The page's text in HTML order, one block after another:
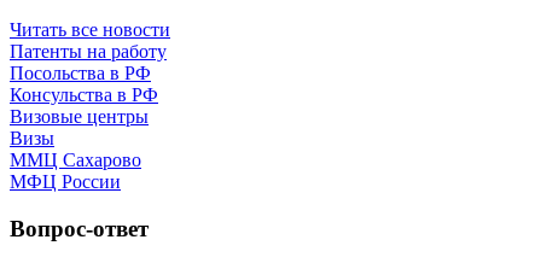
Читать все новости
Патенты на работу
Посольства в РФ
Консульства в РФ
Визовые центры
Визы
ММЦ Сахарово
МФЦ России
Вопрос-ответ